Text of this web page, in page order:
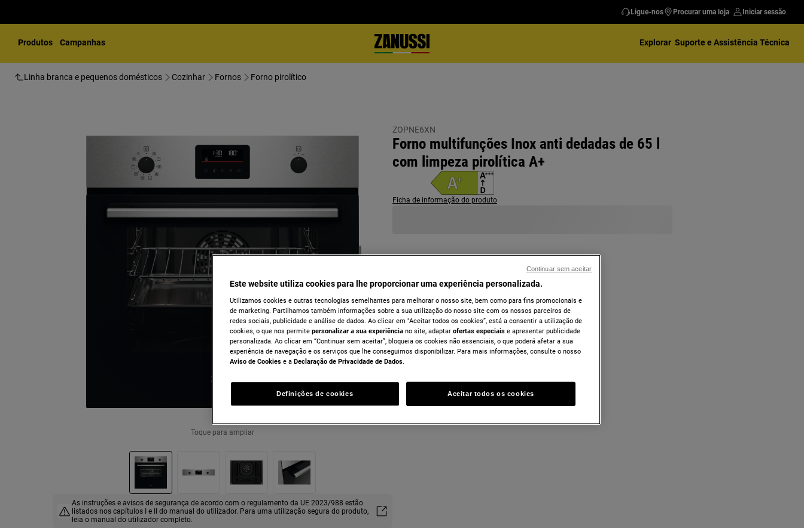
Ligue-nos Procurar uma loja Iniciar sessão
Produtos Campanhas Explorar Suporte e Assistência Técnica
Linha branca e pequenos domésticos Cozinhar Fornos Forno pirolítico
Toque para ampliar
As instruções e avisos de segurança de acordo com o regulamento da UE 2023/988 estão
listados nos capítulos I e II do manual do utilizador. Para uma utilização segura do produto,
leia o manual do utilizador completo.
ZOPNE6XN
Forno multifunções Inox anti dedadas de 65 l
com limpeza pirolítica A+
Ficha de informação do produto
Este website utiliza cookies para lhe proporcionar uma experiência personalizada.
Utilizamos cookies e outras tecnologias semelhantes para melhorar o nosso site, bem como para fins promocionais e
de marketing. Partilhamos também informações sobre a sua utilização do nosso site com os nossos parceiros de
redes sociais, publicidade e análise de dados. Ao clicar em "Aceitar todos os cookies”, está a consentir a utilização de
cookies, o que nos permite personalizar a sua experiência no site, adaptar ofertas especiais e apresentar publicidade
personalizada. Ao clicar em “Continuar sem aceitar”, bloqueia os cookies não essenciais, o que poderá afetar a sua
experiência de navegação e os serviços que lhe conseguimos disponibilizar. Para mais informações, consulte o nosso
Aviso de Cookies e a Declaração de Privacidade de Dados.
Definições de cookies Aceitar todos os cookies
Continuar sem aceitar